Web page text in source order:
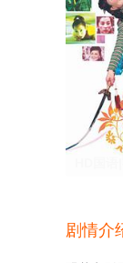
HD国
剧情介